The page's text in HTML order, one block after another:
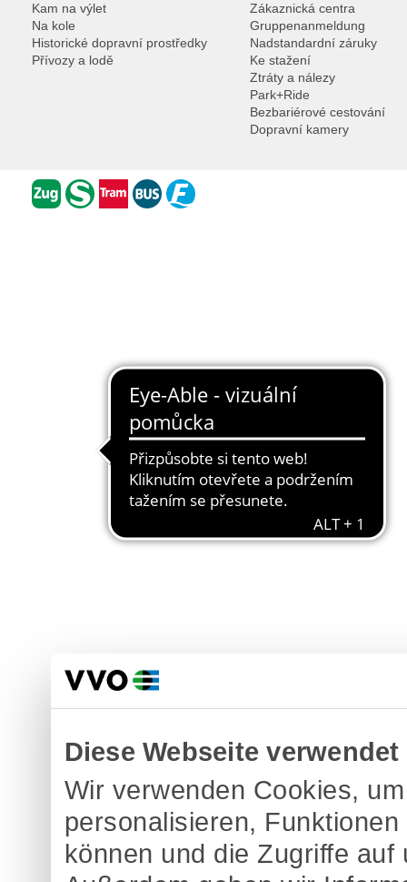
Diese Webseite
Wir verwenden Cookies,
personalisieren,
können und die Zugriffe
Kam na výlet
Na kole
Historické dopravní prostředky
Přívozy a lodě
Zákaznická centra
Gruppenanmeldung
Nadstandardní záruky
Ke stažení
Ztráty a nálezy
Park+Ride
Bezbariérové cestování
Dopravní kamery